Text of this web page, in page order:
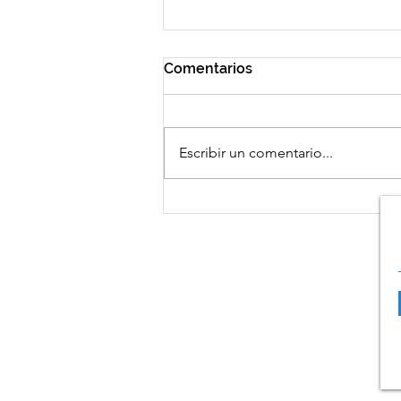
Comentarios
Escribir un comentario...